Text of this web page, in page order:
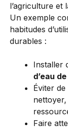
Un exemple
habitudes
durables :
Installer
d’eau
Éviter
Faire